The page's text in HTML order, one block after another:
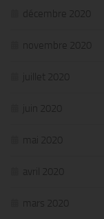
décembre 2020
novembre 2020
juillet 2020
juin 2020
mai 2020
avril 2020
mars 2020